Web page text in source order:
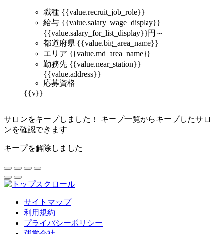
職種 {{value.recruit_job_role}}
給与 {{value.salary_wage_display}}
{{value.salary_for_list_display}}円～
都道府県 {{value.big_area_name}}
エリア {{value.md_area_name}}
勤務先 {{value.near_station}}
{{value.address}}
応募資格
{{v}}
サロンをキープしました！ キープ一覧からキープしたサロ
ンを確認できます
キープを解除しました
サイトマップ
利用規約
プライバシーポリシー